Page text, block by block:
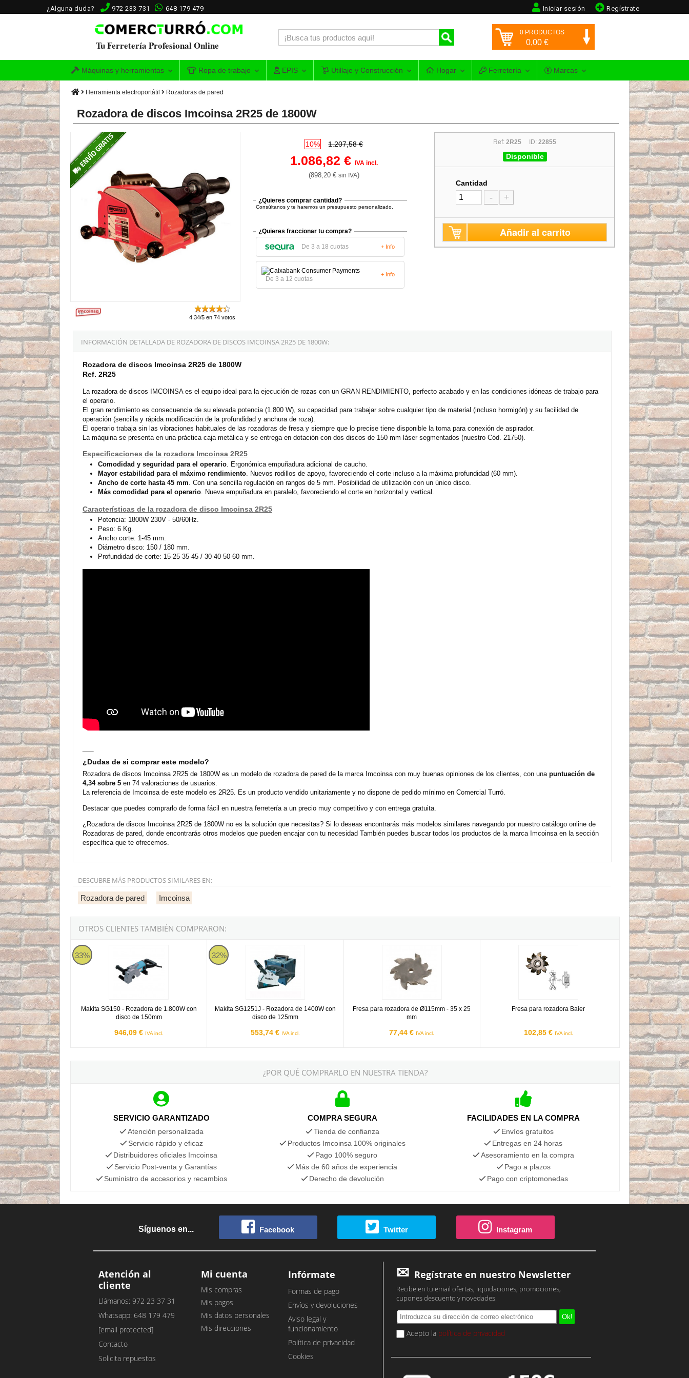
¿Alguna duda? 972 233 731 648 179 479 Regístrate
Iniciar sesión
Tu Ferretería Profesional Online
0 PRODUCTOS
0,00 €
Máquinas y herramientas Ropa de trabajo EPIS Utillaje y Construcción Hogar Ferretería Marcas
Herramienta electroportátil Rozadoras de pared
Rozadora de discos Imcoinsa 2R25 de 1800W
4.34/5 en 74 votos
10% 1.207,58 €
1.086,82 € IVA incl.
(898,20 € sin IVA)
¿Quieres comprar cantidad?
Consúltanos y te haremos un presupuesto personalizado.
¿Quieres fraccionar tu compra?
De 3 a 18 cuotas + Info
De 3 a 12 cuotas
+ Info
Ref:2R25 ID:22855
Disponible
Cantidad
- +
Añadir al carrito
INFORMACIÓN DETALLADA DE ROZADORA DE DISCOS IMCOINSA 2R25 DE 1800W:
Rozadora de discos Imcoinsa 2R25 de 1800W
Ref. 2R25
La rozadora de discos IMCOINSA es el equipo ideal para la ejecución de rozas con un GRAN RENDIMIENTO, perfecto acabado y en las condiciones idóneas de trabajo para
el operario.
El gran rendimiento es consecuencia de su elevada potencia (1.800 W), su capacidad para trabajar sobre cualquier tipo de material (incluso hormigón) y su facilidad de
operación (sencilla y rápida modificación de la profundidad y anchura de roza).
El operario trabaja sin las vibraciones habituales de las rozadoras de fresa y siempre que lo precise tiene disponible la toma para conexión de aspirador.
La máquina se presenta en una práctica caja metálica y se entrega en dotación con dos discos de 150 mm láser segmentados (nuestro Cód. 21750).
Especificaciones de la rozadora Imcoinsa 2R25
Comodidad y seguridad para el operario . Ergonómica empuñadura adicional de caucho.
Mayor estabilidad para el máximo rendimiento . Nuevos rodillos de apoyo, favoreciendo el corte incluso a la máxima profundidad (60 mm).
Ancho de corte hasta 45 mm . Con una sencilla regulación en rangos de 5 mm. Posibilidad de utilización con un único disco.
Más comodidad para el operario . Nueva empuñadura en paralelo, favoreciendo el corte en horizontal y vertical.
Características de la rozadora de disco Imcoinsa 2R25
Potencia: 1800W 230V - 50/60Hz.
Peso: 6 Kg.
Ancho corte: 1-45 mm.
Diámetro disco: 150 / 180 mm.
Profundidad de corte: 15-25-35-45 / 30-40-50-60 mm.
¿Dudas de si comprar este modelo?
Rozadora de discos Imcoinsa 2R25 de 1800W es un modelo de rozadora de pared de la marca Imcoinsa con muy buenas opiniones de los clientes, con una puntuación de
4,34 sobre 5 en 74 valoraciones de usuarios.
La referencia de Imcoinsa de este modelo es 2R25. Es un producto vendido unitariamente y no dispone de pedido mínimo en Comercial Turró.
Destacar que puedes comprarlo de forma fácil en nuestra ferretería a un precio muy competitivo y con entrega gratuita.
¿Rozadora de discos Imcoinsa 2R25 de 1800W no es la solución que necesitas? Si lo deseas encontrarás más modelos similares navegando por nuestro catálogo online de
Rozadoras de pared, donde encontrarás otros modelos que pueden encajar con tu necesidad También puedes buscar todos los productos de la marca Imcoinsa en la sección
específica que te ofrecemos.
DESCUBRE MÁS PRODUCTOS SIMILARES EN:
Rozadora de pared Imcoinsa
OTROS CLIENTES TAMBIÉN COMPRARON:
33%
Makita SG150 - Rozadora de 1.800W con
disco de 150mm
946,09 € IVA incl.
Makita SG150
32%
Makita SG1251J - Rozadora de 1400W con
disco de 125mm
553,74 € IVA incl.
Makita SG1251J
Fresa para rozadora de Ø115mm - 35 x 25
mm
77,44 € IVA incl.
Fresa para rozadora Baier
102,85 € IVA incl.
¿POR QUÉ COMPRARLO EN NUESTRA TIENDA?
SERVICIO GARANTIZADO
Atención personalizada
Servicio rápido y eficaz
Distribuidores oficiales Imcoinsa
Servicio Post-venta y Garantías
Suministro de accesorios y recambios
COMPRA SEGURA
Tienda de confianza
Productos Imcoinsa 100% originales
Pago 100% seguro
Más de 60 años de experiencia
Derecho de devolución
FACILIDADES EN LA COMPRA
Envíos gratuitos
Entregas en 24 horas
Asesoramiento en la compra
Pago a plazos
Pago con criptomonedas
Síguenos en... Facebook Twitter Instagram
Atención al
cliente
Llámanos: 972 23 37 31
Whatsapp: 648 179 479
[email protected]
Contacto
Solicita repuestos
Mi cuenta
Mis compras
Mis pagos
Mis datos personales
Mis direcciones
Infórmate
Formas de pago
Envíos y devoluciones
Aviso legal y
funcionamiento
Política de privacidad
Cookies
Regístrate en nuestro Newsletter
Recibe en tu email ofertas, liquidaciones, promociones,
cupones descuento y novedades.
Acepto la política de privacidad